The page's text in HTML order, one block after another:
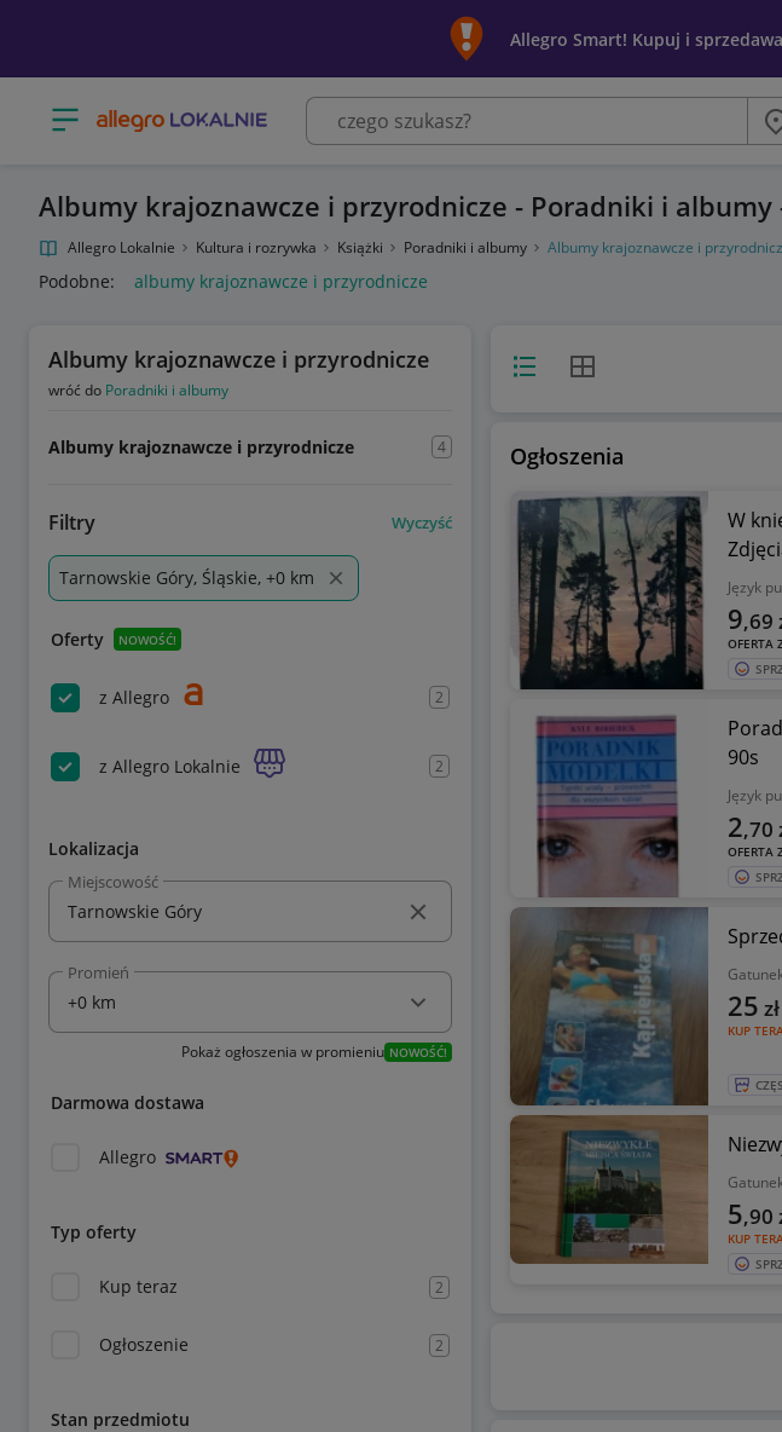
Allegro Smart! Kupuj i
Otwórz menu z kategoriami
Albumy krajoznawcze i przyrodnicze - Poradniki i albumy
Allegro Lokalnie Kultura i rozrywka Książki Poradniki i albumy Albumy krajoznawcze i
Podobne: albumy krajoznawcze i przyrodnicze
Albumy krajoznawcze i przyrodnicze
wróć do Poradniki i albumy
Albumy krajoznawcze i przyrodnicze 4
Filtry Wyczyść
Tarnowskie Góry, Śląskie, +0 km
Oferty NOWOŚĆ!
z Allegro 2
z Allegro Lokalnie 2
Lokalizacja
Miejscowość
Promień
Pokaż ogłoszenia w promieniu NOWOŚĆ!
Darmowa dostawa
Allegro
Typ oferty
Kup teraz 2
Ogłoszenie 2
Stan przedmiotu
Widok listyWidok siatki
Ogłoszenia
W
Język
OFERTA
9,69
90s
Język
OFERTA
2,70
KUP
25 zł
KUP
5,90